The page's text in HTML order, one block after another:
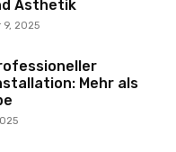
Ästhetik
9, 2025
Mehr als